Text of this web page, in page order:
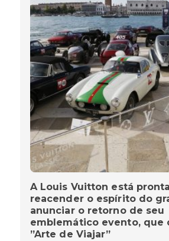
A Louis Vuitton está
reacender o espírito do
anunciar o retorno de seu
emblemático evento, que
”Arte de Viajar”